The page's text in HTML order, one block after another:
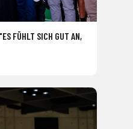
FÜHLT SICH GUT AN,